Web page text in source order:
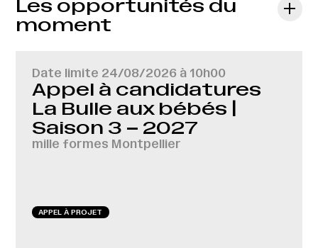
Les opportunités du
moment
Date limite 24/08/2026 à 10h00
Appel à candidatures
La Bulle aux bébés |
Saison 3 – 2027
mille formes Montpellier
APPEL À PROJET